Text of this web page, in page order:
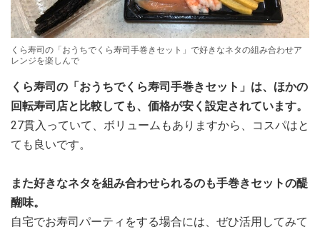
くら寿司の「おうちでくら寿司手巻きセット」で好きなネタの組み合わせア
レンジを楽しんで
くら寿司の「おうちでくら寿司手巻きセット」は、ほかの
回転寿司店と比較しても、価格が安く設定されています。
27貫入っていて、ボリュームもありますから、コスパはと
ても良いです。
また好きなネタを組み合わせられるのも手巻きセットの醍
醐味。
自宅でお寿司パーティをする場合には、ぜひ活用してみて